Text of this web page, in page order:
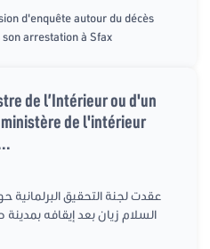
d'enquête autour du décès
arrestation à Sfax
de l’Intérieur ou d'un
de l'intérieur
عقدت لجنة التحقيق البرلمانية
السلام زيان بعد إيقافه